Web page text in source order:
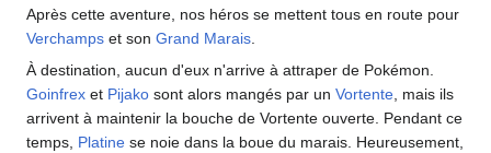
Après cette aventure, nos héros se mettent tous en route pour
Verchamps et son Grand Marais
À destination, aucun d'eux n'arrive à attraper de Pokémon.
Goinfrex et Pijako sont alors mangés par un Vortente , mais ils
arrivent à maintenir la bouche de Vortente ouverte. Pendant ce
temps, Platine se noie dans la boue du marais. Heureusement,